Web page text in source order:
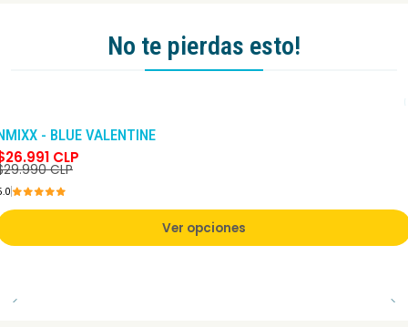
No te pierdas esto!
- BLUE VALENTINE
CLP
CLP
Ver opciones